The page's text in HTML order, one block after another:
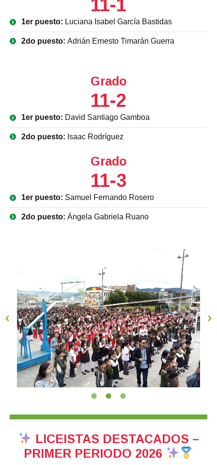
11-1
1er puesto: Luciana Isabel García Bastidas
2do puesto: Adrián Ernesto Timarán Guerra
Grado
11-2
1er puesto: David Santiago Gamboa
2do puesto: Isaac Rodríguez
Grado
11-3
1er puesto: Samuel Fernando Rosero
2do puesto: Ángela Gabriela Ruano
LICEISTAS DESTACADOS –
PRIMER PERIODO 2026